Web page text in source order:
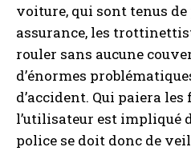
voiture, qui sont tenus de
assurance, les
rouler sans aucune
d’énormes
d’accident. Qui paiera
l’utilisateur est impliqué
police se doit donc de